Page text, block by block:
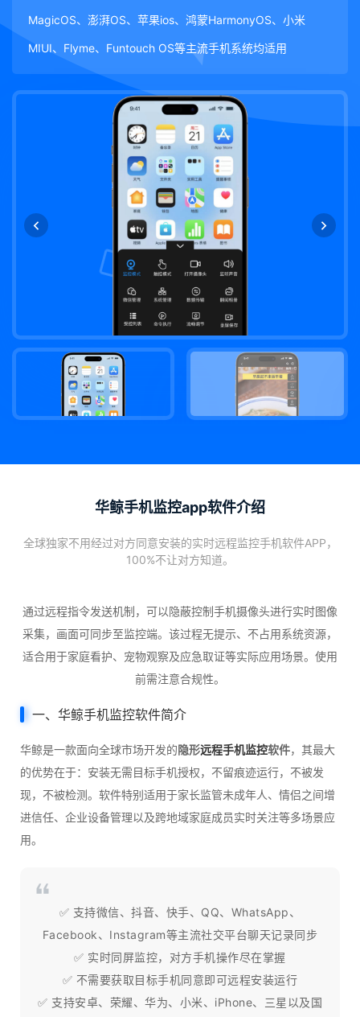
MagicOS、澎湃OS、苹果ios、鸿蒙HarmonyOS、小米
MIUI、Flyme、Funtouch OS等主流手机系统均适用
华鲸手机监控app软件介绍
全球独家不用经过对方同意安装的实时远程监控手机软件APP，
100%不让对方知道。
通过远程指令发送机制，可以隐蔽控制手机摄像头进行实时图像
采集，画面可同步至监控端。该过程无提示、不占用系统资源，
适合用于家庭看护、宠物观察及应急取证等实际应用场景。使用
前需注意合规性。
一、华鲸手机监控软件简介
华鲸是一款面向全球市场开发的隐形远程手机监控软件，其最大
的优势在于：安装无需目标手机授权，不留痕迹运行，不被发
现，不被检测。软件特别适用于家长监管未成年人、情侣之间增
进信任、企业设备管理以及跨地域家庭成员实时关注等多场景应
用。
✅ 支持微信、抖音、快手、QQ、WhatsApp、
Facebook、Instagram等主流社交平台聊天记录同步
✅ 实时同屏监控，对方手机操作尽在掌握
✅ 不需要获取目标手机同意即可远程安装运行
✅ 支持安卓、荣耀、华为、小米、iPhone、三星以及国